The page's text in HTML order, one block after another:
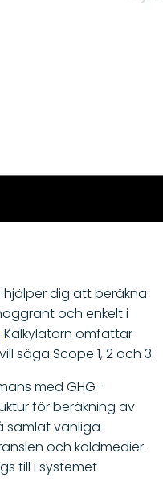
dig att beräkna
och enkelt i
. Kalkylatorn omfattar
säga Scope 1, 2 och 3.
med GHG-
för beräkning av
samlat vanliga
och köldmedier.
till i systemet